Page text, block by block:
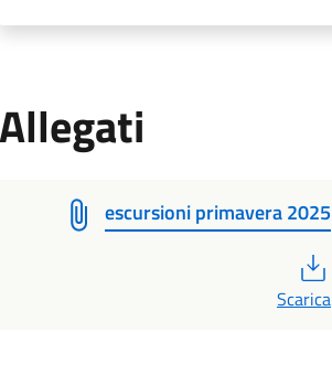
Allegati
escursioni primavera 2025
Scarica